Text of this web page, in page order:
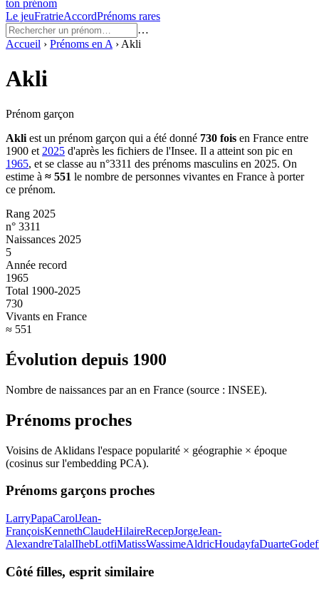
ton prénom
Le jeuFratrieAccordPrénoms rares
…
Accueil › Prénoms en A › Akli
Akli
Prénom garçon
Akli est un prénom garçon qui a été donné 730 fois en France entre
1900 et 2025 d'après les fichiers de l'Insee. Il a atteint son pic en
1965, et se classe au n°3311 des prénoms masculins en 2025. On
estime à ≈ 551 le nombre de personnes vivantes en France à porter
ce prénom.
Rang 2025
n° 3311
Naissances 2025
5
Année record
1965
Total 1900-2025
730
Vivants en France
≈ 551
Évolution depuis 1900
Nombre de naissances par an en France (source : INSEE).
Prénoms proches
Voisins de Aklidans l'espace popularité × géographie × époque
(cosinus sur l'embedding PCA).
Prénoms garçons proches
LarryPapaCarolJean-
FrançoisKennethClaudeHilaireRecepJorgeJean-
AlexandreTalalIhebLotfiMatissWassimeAldricHoudayfaDuarte
Côté filles, esprit similaire